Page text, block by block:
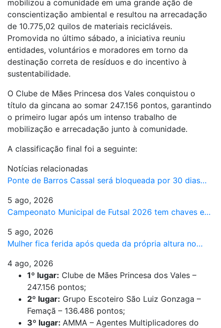
mobilizou a comunidade em uma grande ação de
conscientização ambiental e resultou na arrecadação
de 10.775,02 quilos de materiais recicláveis.
Promovida no último sábado, a iniciativa reuniu
entidades, voluntários e moradores em torno da
destinação correta de resíduos e do incentivo à
sustentabilidade.
O Clube de Mães Princesa dos Vales conquistou o
título da gincana ao somar 247.156 pontos, garantindo
o primeiro lugar após um intenso trabalho de
mobilização e arrecadação junto à comunidade.
A classificação final foi a seguinte:
Notícias relacionadas
Ponte de Barros Cassal será bloqueada por 30 dias…
5 ago, 2026
Campeonato Municipal de Futsal 2026 tem chaves e…
5 ago, 2026
Mulher fica ferida após queda da própria altura no…
4 ago, 2026
1º lugar: Clube de Mães Princesa dos Vales –
247.156 pontos;
2º lugar: Grupo Escoteiro São Luiz Gonzaga –
Femaçã – 136.486 pontos;
3º lugar: AMMA – Agentes Multiplicadores do